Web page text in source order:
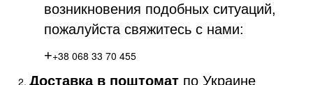
возникновения подобных ситуаций,
пожалуйста свяжитесь с нами:
++38 068 33 70 455
Доставка в поштомат по Украине